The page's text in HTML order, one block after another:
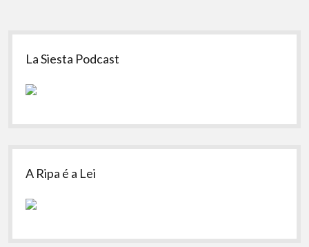
Sidebar
La Siesta Podcast
A Ripa é a Lei